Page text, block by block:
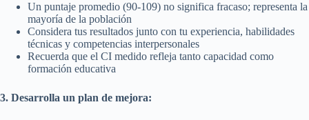
Un puntaje promedio (90-109) no significa fracaso; representa la
mayoría de la población
Considera tus resultados junto con tu experiencia, habilidades
técnicas y competencias interpersonales
Recuerda que el CI medido refleja tanto capacidad como
formación educativa
3. Desarrolla un plan de mejora: